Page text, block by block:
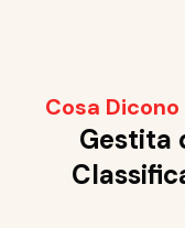
Cosa
Gestita